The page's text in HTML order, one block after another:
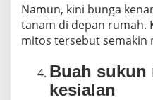
Namun, kini bunga
tanam di depan rumah.
mitos tersebut semakin
Buah sukun
kesialan